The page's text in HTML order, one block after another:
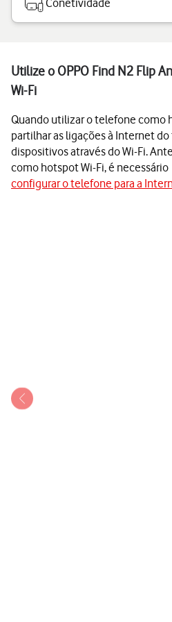
Conetividade
Utilize o OPPO Find N2 Flip
Wi-Fi
Quando utilizar o telefone como
partilhar as ligações à Internet
dispositivos através do Wi-Fi.
como hotspot Wi-Fi, é necessário
configurar o telefone para a